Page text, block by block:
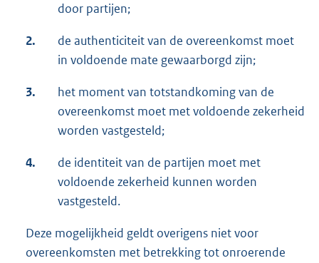
door partijen;
2.
de authenticiteit van de overeenkomst moet
in voldoende mate gewaarborgd zijn;
3.
het moment van totstandkoming van de
overeenkomst moet met voldoende zekerheid
worden vastgesteld;
4.
de identiteit van de partijen moet met
voldoende zekerheid kunnen worden
vastgesteld.
Deze mogelijkheid geldt overigens niet voor
overeenkomsten met betrekking tot onroerende